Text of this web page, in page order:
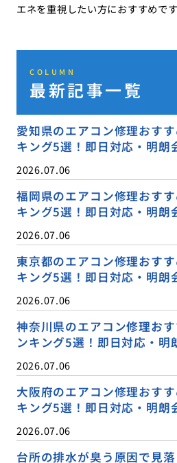
エネを重視したい方におすすめです
COLUMN
最新記事一覧
愛知県のエアコン修理おす
キング5選！即日対応・明朗
2026.07.06
福岡県のエアコン修理おす
キング5選！即日対応・明朗
2026.07.06
東京都のエアコン修理おす
キング5選！即日対応・明朗
2026.07.06
神奈川県のエアコン修理お
ンキング5選！即日対応・明
2026.07.06
大阪府のエアコン修理おす
キング5選！即日対応・明朗
2026.07.06
台所の排水が臭う原因で見